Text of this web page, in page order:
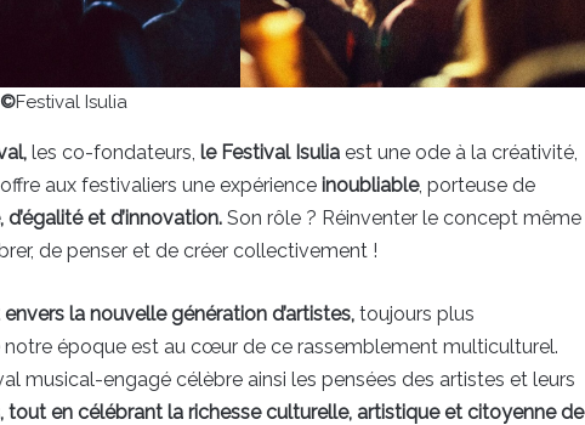
©Festival Isulia
les co-fondateurs, le Festival Isulia est une ode à la créativité,
aux festivaliers une expérience inoubliable, porteuse de
et d’innovation. Son rôle ? Réinventer le concept même
de penser et de créer collectivement !
envers la nouvelle génération d’artistes, toujours plus
époque est au cœur de ce rassemblement multiculturel.
musical-engagé célèbre ainsi les pensées des artistes et leurs
tout en célébrant la richesse culturelle, artistique et citoyenne de